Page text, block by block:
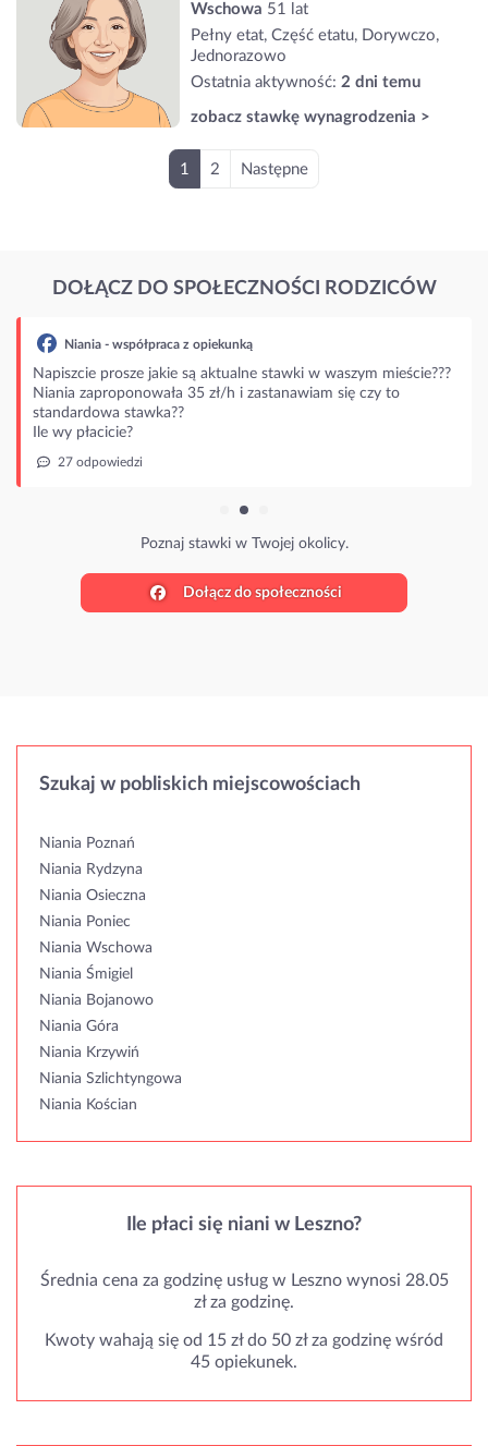
Wschowa 51 lat
Pełny etat, Część etatu, Dorywczo,
Jednorazowo
Ostatnia aktywność: 2 dni temu
zobacz stawkę wynagrodzenia >
1 2 Następne
DOŁĄCZ DO SPOŁECZNOŚCI RODZICÓW
Niania - współpraca z opiekunką
Napiszcie prosze jakie są aktualne stawki w waszym mieście???
Niania zaproponowała 35 zł/h i zastanawiam się czy to
standardowa stawka??
Ile wy płacicie?
27 odpowiedzi
Poznaj stawki w Twojej okolicy.
Dołącz do społeczności
Szukaj w pobliskich miejscowościach
Niania Poznań
Niania Rydzyna
Niania Osieczna
Niania Poniec
Niania Wschowa
Niania Śmigiel
Niania Bojanowo
Niania Góra
Niania Krzywiń
Niania Szlichtyngowa
Niania Kościan
Ile płaci się niani w Leszno?
Średnia cena za godzinę usług w Leszno wynosi 28.05
zł za godzinę.
Kwoty wahają się od 15 zł do 50 zł za godzinę wśród
45 opiekunek.